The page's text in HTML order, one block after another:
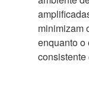
minimizam
enquanto o
consistente